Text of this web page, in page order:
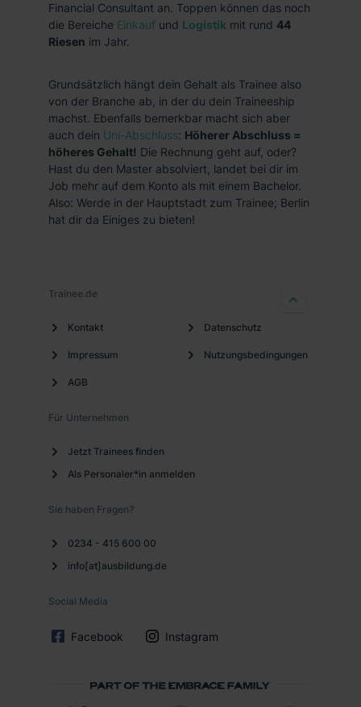
Financial Consultant an. Toppen können das noch
die Bereiche Einkauf und Logistik mit rund 44
Riesen im Jahr.
Grundsätzlich hängt dein Gehalt als Trainee also
von der Branche ab, in der du dein Traineeship
machst. Ebenfalls bemerkbar macht sich aber
auch dein Uni-Abschluss: Höherer Abschluss =
höheres Gehalt! Die Rechnung geht auf, oder?
Hast du den Master absolviert, landet bei dir im
Job mehr auf dem Konto als mit einem Bachelor.
Also: Werde in der Hauptstadt zum Trainee; Berlin
hat dir da Einiges zu bieten!
Trainee.de
Kontakt
Impressum
AGB
Datenschutz
Nutzungsbedingungen
Für Unternehmen
Jetzt Trainees finden
Als Personaler*in anmelden
Sie haben Fragen?
0234 - 415 600 00
info[at]ausbildung.de
Social Media
Facebook Instagram